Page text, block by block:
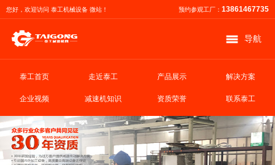
您好，欢迎访问 泰工机械设备 微站！ 预约参观工厂： 13861467735
导航
泰工首页 走近泰工 产品展示 解决方案
企业视频 减速机知识 资质荣誉 联系泰工